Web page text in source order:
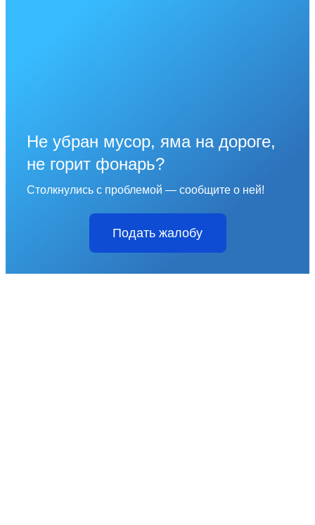
Не убран мусор, яма на дороге,
не горит фонарь?
Столкнулись с проблемой — сообщите о ней!
Подать жалобу